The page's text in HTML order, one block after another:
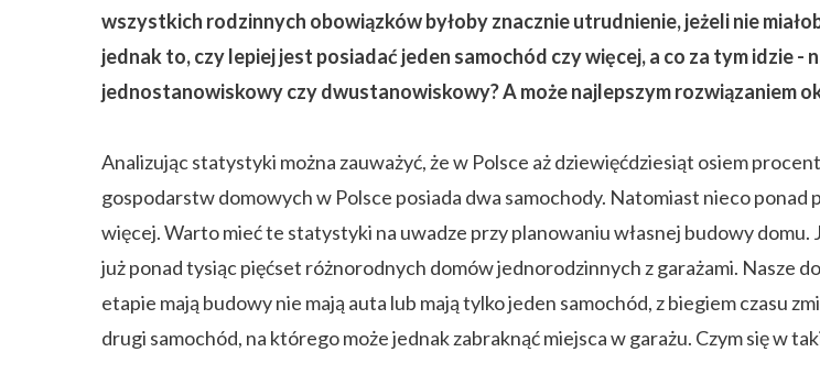
wszystkich rodzinnych obowiązków byłoby znacznie utrudnienie, jeżeli nie
jednak to, czy lepiej jest posiadać jeden samochód czy więcej, a co za tym idzie -
jednostanowiskowy czy dwustanowiskowy? A może najlepszym rozwiązaniem
Analizując statystyki można zauważyć, że w Polsce aż dziewięćdziesiąt osiem
gospodarstw domowych w Polsce posiada dwa samochody. Natomiast nieco
więcej. Warto mieć te statystyki na uwadze przy planowaniu własnej budowy
już ponad tysiąc pięćset różnorodnych domów jednorodzinnych z garażami. Nasze
etapie mają budowy nie mają auta lub mają tylko jeden samochód, z biegiem czasu
drugi samochód, na którego może jednak zabraknąć miejsca w garażu. Czym się w